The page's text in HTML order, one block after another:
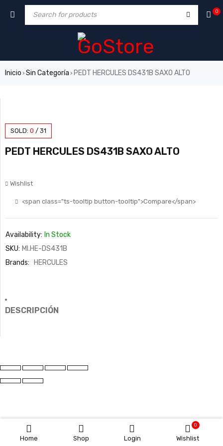
Home Shop Login Wishlist
0
0
Inicio › Sin Categoría › PEDT HERCULES DS431B SAXO ALTO
SOLD: 0 / 31
PEDT HERCULES DS431B SAXO ALTO
Wishlist
<span class="ts-tooltip button-tooltip">Compare</span>
Availability: In Stock
SKU: MI.HE-DS431B
Brands:
HERCULES
DESCRIPCIÓN